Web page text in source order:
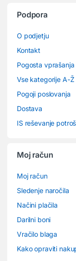
Podpora
O podjetju
Kontakt
Pogosta vprašanja
Vse kategorije A-Ž
Pogoji poslovanja
Dostava
IS reševanje
Moj račun
Moj račun
Sledenje naročila
Načini plačila
Darilni boni
Vračilo blaga
Kako opraviti